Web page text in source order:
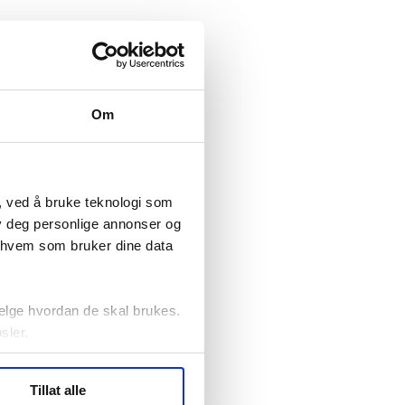
Om
ved å bruke teknologi som
personlige annonser og
som bruker dine data
hvordan de skal brukes.
(cookies) for å lære
statistikk.
Tillat alle